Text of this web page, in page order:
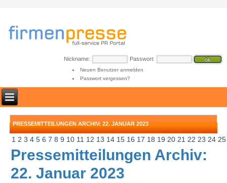
Nickname: Passwort:
Neuen Benutzer anmelden
Passwort vergessen?
PRESSEMITTEILUNGEN ARCHIV: 22. JANUAR 2023
1 2 3 4 5 6 7 8 9 10 11 12 13 14 15 16 17 18 19 20 21 22 23 24 25
Pressemitteilungen Archiv:
22. Januar 2023